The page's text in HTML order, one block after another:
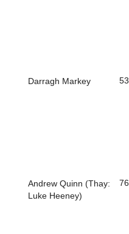
Darragh Markey 53
Andrew Quinn (Thay:
Luke Heeney)
76